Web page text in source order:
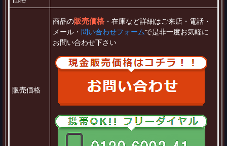
販売価格
商品の販売価格 ・在庫など詳細はご来店・電話・
メール・ 問い合わせフォームで是非一度お気軽に
お問い合わせ下さい